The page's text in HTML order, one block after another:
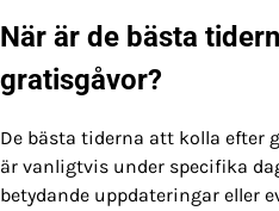
När är de bästa
gratisgåvor?
De bästa tiderna att kolla efter
är vanligtvis under specifika
betydande uppdateringar eller